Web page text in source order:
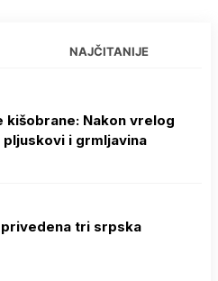
NAJČITANIJE
kišobrane: Nakon vrelog
pljuskovi i grmljavina
privedena tri srpska